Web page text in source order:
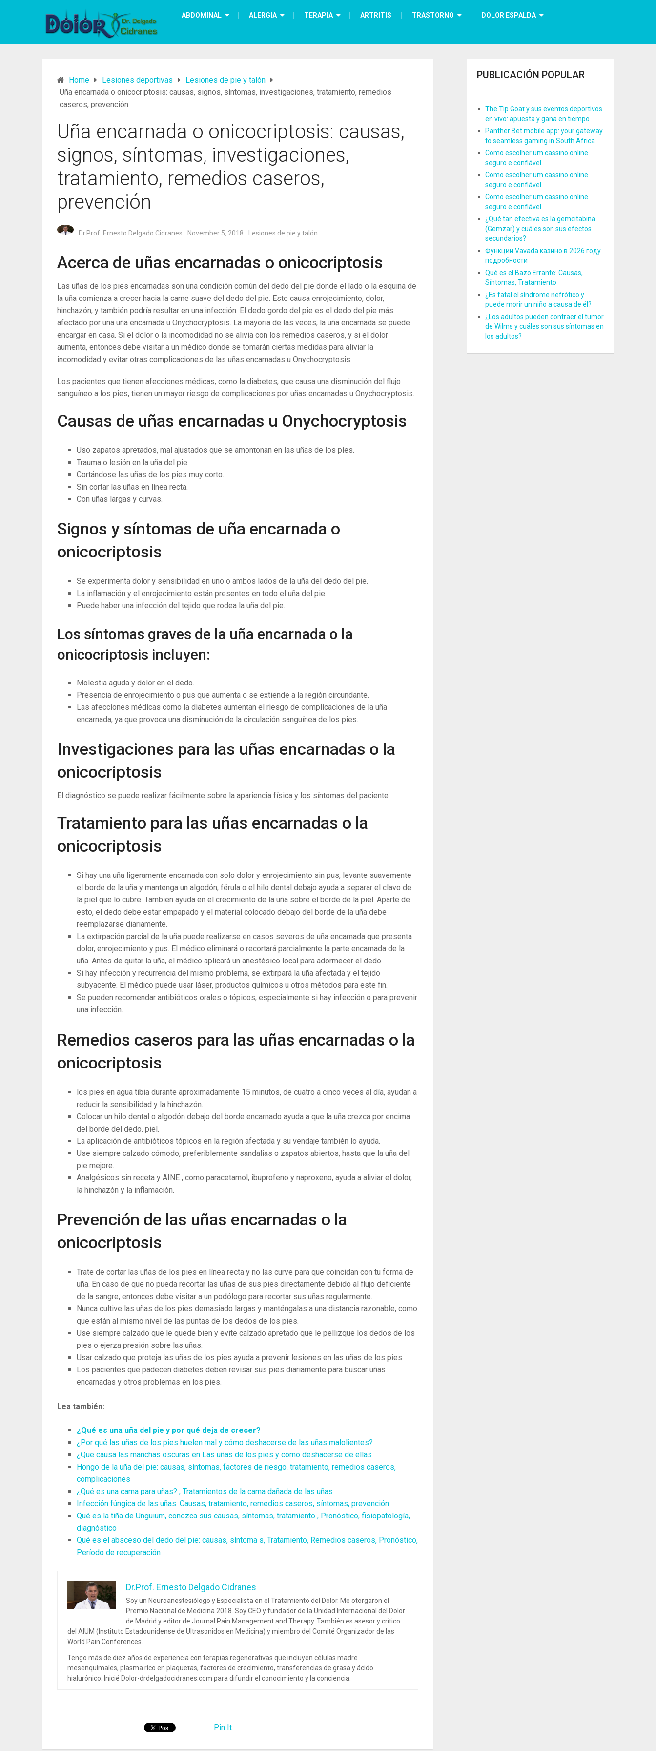
ABDOMINAL ALERGIA TERAPIA ARTRITIS TRASTORNO DOLOR ESPALDA
Home Lesiones deportivas
Lesiones de pie y talón
Uña encarnada o onicocriptosis: causas, signos, síntomas, investigaciones, tratamiento, remedios
caseros, prevención
Uña encarnada o onicocriptosis: causas,
signos, síntomas, investigaciones,
tratamiento, remedios caseros,
prevención
Dr.Prof. Ernesto Delgado Cidranes November 5, 2018 Lesiones de pie y talón
Acerca de uñas encarnadas o onicocriptosis
Las uñas de los pies encarnadas son una condición común del dedo del pie donde el lado o la esquina de
la uña comienza a crecer hacia la carne suave del dedo del pie. Esto causa enrojecimiento, dolor,
hinchazón; y también podría resultar en una infección. El dedo gordo del pie es el dedo del pie más
afectado por una uña encarnada u Onychocryptosis. La mayoría de las veces, la uña encarnada se puede
encargar en casa. Si el dolor o la incomodidad no se alivia con los remedios caseros, y si el dolor
aumenta, entonces debe visitar a un médico donde se tomarán ciertas medidas para aliviar la
incomodidad y evitar otras complicaciones de las uñas encarnadas u Onychocryptosis.
Los pacientes que tienen afecciones médicas, como la diabetes, que causa una disminución del flujo
sanguíneo a los pies, tienen un mayor riesgo de complicaciones por uñas encarnadas u Onychocryptosis.
Causas de uñas encarnadas u Onychocryptosis
Uso zapatos apretados, mal ajustados que se amontonan en las uñas de los pies.
Trauma o lesión en la uña del pie.
Cortándose las uñas de los pies muy corto.
Sin cortar las uñas en línea recta.
Con uñas largas y curvas.
Signos y síntomas de uña encarnada o
onicocriptosis
Se experimenta dolor y sensibilidad en uno o ambos lados de la uña del dedo del pie.
La ​​inflamación y el enrojecimiento están presentes en todo el uña del pie.
Puede haber una infección del tejido que rodea la uña del pie.
Los síntomas graves de la uña encarnada o la
onicocriptosis incluyen:
Molestia aguda y dolor en el dedo.
Presencia de enrojecimiento o pus que aumenta o se extiende a la región circundante.
Las afecciones médicas como la diabetes aumentan el riesgo de complicaciones de la uña
encarnada, ya que provoca una disminución de la circulación sanguínea de los pies.
Investigaciones para las uñas encarnadas o la
onicocriptosis
El diagnóstico se puede realizar fácilmente sobre la apariencia física y los síntomas del paciente.
Tratamiento para las uñas encarnadas o la
onicocriptosis
Si hay una uña ligeramente encarnada con solo dolor y enrojecimiento sin pus, levante suavemente
el borde de la uña y mantenga un algodón, férula o el hilo dental debajo ayuda a separar el clavo de
la piel que lo cubre. También ayuda en el crecimiento de la uña sobre el borde de la piel. Aparte de
esto, el dedo debe estar empapado y el material colocado debajo del borde de la uña debe
reemplazarse diariamente.
La ​​extirpación parcial de la uña puede realizarse en casos severos de uña encarnada que presenta
dolor, enrojecimiento y pus. El médico eliminará o recortará parcialmente la parte encarnada de la
uña. Antes de quitar la uña, el médico aplicará un anestésico local para adormecer el dedo.
Si hay infección y recurrencia del mismo problema, se extirpará la uña afectada y el tejido
subyacente. El médico puede usar láser, productos químicos u otros métodos para este fin.
Se pueden recomendar antibióticos orales o tópicos, especialmente si hay infección o para prevenir
una infección.
Remedios caseros para las uñas encarnadas o la
onicocriptosis
los pies en agua tibia durante aproximadamente 15 minutos, de cuatro a cinco veces al día, ayudan a
reducir la sensibilidad y la hinchazón.
Colocar un hilo dental o algodón debajo del borde encarnado ayuda a que la uña crezca por encima
del borde del dedo. piel.
La ​​aplicación de antibióticos tópicos en la región afectada y su vendaje también lo ayuda.
Use siempre calzado cómodo, preferiblemente sandalias o zapatos abiertos, hasta que la uña del
pie mejore.
Analgésicos sin receta y AINE , como paracetamol, ibuprofeno y naproxeno, ayuda a aliviar el dolor,
la hinchazón y la inflamación.
Prevención de las uñas encarnadas o la
onicocriptosis
Trate de cortar las uñas de los pies en línea recta y no las curve para que coincidan con tu forma de
uña. En caso de que no pueda recortar las uñas de sus pies directamente debido al flujo deficiente
de la sangre, entonces debe visitar a un podólogo para recortar sus uñas regularmente.
Nunca cultive las uñas de los pies demasiado largas y manténgalas a una distancia razonable, como
que están al mismo nivel de las puntas de los dedos de los pies.
Use siempre calzado que le quede bien y evite calzado apretado que le pellizque los dedos de los
pies o ejerza presión sobre las uñas.
Usar calzado que proteja las uñas de los pies ayuda a prevenir lesiones en las uñas de los pies.
Los pacientes que padecen diabetes deben revisar sus pies diariamente para buscar uñas
encarnadas y otros problemas en los pies.
Lea también:
¿Qué es una uña del pie y por qué deja de crecer?
¿Por qué las uñas de los pies huelen mal y cómo deshacerse de las uñas malolientes?
¿Qué causa las manchas oscuras en Las uñas de los pies y cómo deshacerse de ellas
Hongo de la uña del pie: causas, síntomas, factores de riesgo, tratamiento, remedios caseros,
complicaciones
¿Qué es una cama para uñas? , Tratamientos de la cama dañada de las uñas
Infección fúngica de las uñas: Causas, tratamiento, remedios caseros, síntomas, prevención
Qué es la tiña de Unguium, conozca sus causas, síntomas, tratamiento , Pronóstico, fisiopatología,
diagnóstico
Qué es el absceso del dedo del pie: causas, síntoma s, Tratamiento, Remedios caseros, Pronóstico,
Período de recuperación
Dr.Prof. Ernesto Delgado Cidranes
Soy un Neuroanestesiólogo y Especialista en el Tratamiento del Dolor. Me otorgaron el
Premio Nacional de Medicina 2018. Soy CEO y fundador de la Unidad Internacional del Dolor
de Madrid y editor de Journal Pain Management and Therapy. También es asesor y crítico
del AIUM (Instituto Estadounidense de Ultrasonidos en Medicina) y miembro del Comité Organizador de las
World Pain Conferences.
Tengo más de diez años de experiencia con terapias regenerativas que incluyen células madre
mesenquimales, plasma rico en plaquetas, factores de crecimiento, transferencias de grasa y ácido
hialurónico. Inicié Dolor-drdelgadocidranes.com para difundir el conocimiento y la conciencia.
Pin It
PUBLICACIÓN POPULAR
The Tip Goat y sus eventos deportivos
en vivo: apuesta y gana en tiempo
Panther Bet mobile app: your gateway
to seamless gaming in South Africa
Como escolher um cassino online
seguro e confiável
Como escolher um cassino online
seguro e confiável
Como escolher um cassino online
seguro e confiável
¿Qué tan efectiva es la gemcitabina
(Gemzar) y cuáles son sus efectos
secundarios?
Функции Vavada казино в 2026 году
подробности
Qué es el Bazo Errante: Causas,
Síntomas, Tratamiento
¿Es fatal el síndrome nefrótico y
puede morir un niño a causa de él?
¿Los adultos pueden contraer el tumor
de Wilms y cuáles son sus síntomas en
los adultos?